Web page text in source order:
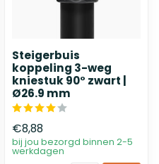
Steigerbuis
koppeling 3-weg
kniestuk 90° zwart |
Ø26.9 mm
€8,88
bij jou bezorgd binnen 2-5
werkdagen